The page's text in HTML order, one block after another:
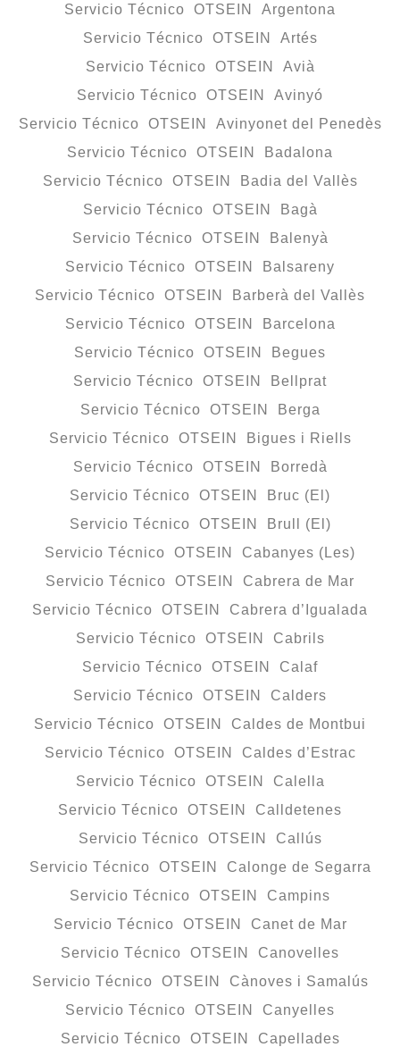
Servicio Técnico OTSEIN Argentona
Servicio Técnico OTSEIN Artés
Servicio Técnico OTSEIN Avià
Servicio Técnico OTSEIN Avinyó
Servicio Técnico OTSEIN Avinyonet del Penedès
Servicio Técnico OTSEIN Badalona
Servicio Técnico OTSEIN Badia del Vallès
Servicio Técnico OTSEIN Bagà
Servicio Técnico OTSEIN Balenyà
Servicio Técnico OTSEIN Balsareny
Servicio Técnico OTSEIN Barberà del Vallès
Servicio Técnico OTSEIN Barcelona
Servicio Técnico OTSEIN Begues
Servicio Técnico OTSEIN Bellprat
Servicio Técnico OTSEIN Berga
Servicio Técnico OTSEIN Bigues i Riells
Servicio Técnico OTSEIN Borredà
Servicio Técnico OTSEIN Bruc (El)
Servicio Técnico OTSEIN Brull (El)
Servicio Técnico OTSEIN Cabanyes (Les)
Servicio Técnico OTSEIN Cabrera de Mar
Servicio Técnico OTSEIN Cabrera d’Igualada
Servicio Técnico OTSEIN Cabrils
Servicio Técnico OTSEIN Calaf
Servicio Técnico OTSEIN Calders
Servicio Técnico OTSEIN Caldes de Montbui
Servicio Técnico OTSEIN Caldes d’Estrac
Servicio Técnico OTSEIN Calella
Servicio Técnico OTSEIN Calldetenes
Servicio Técnico OTSEIN Callús
Servicio Técnico OTSEIN Calonge de Segarra
Servicio Técnico OTSEIN Campins
Servicio Técnico OTSEIN Canet de Mar
Servicio Técnico OTSEIN Canovelles
Servicio Técnico OTSEIN Cànoves i Samalús
Servicio Técnico OTSEIN Canyelles
Servicio Técnico OTSEIN Capellades